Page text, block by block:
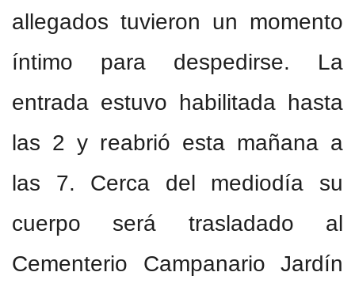
allegados tuvieron un momento
íntimo para despedirse. La
entrada estuvo habilitada hasta
las 2 y reabrió esta mañana a
las 7. Cerca del mediodía su
cuerpo será trasladado al
Cementerio Campanario Jardín